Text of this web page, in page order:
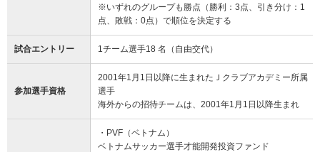
※いずれのグループも勝点（勝利：3点、引き分け：1
点、敗戦：0点）で順位を決定する
試合エントリー 1チーム選手18 名（自由交代）
参加選手資格
2001年1月1日以降に生まれたＪクラブアカデミー所属
選手
海外からの招待チームは、2001年1月1日以降生まれ
・PVF（ベトナム）
ベトナムサッカー選手才能開発投資ファンド